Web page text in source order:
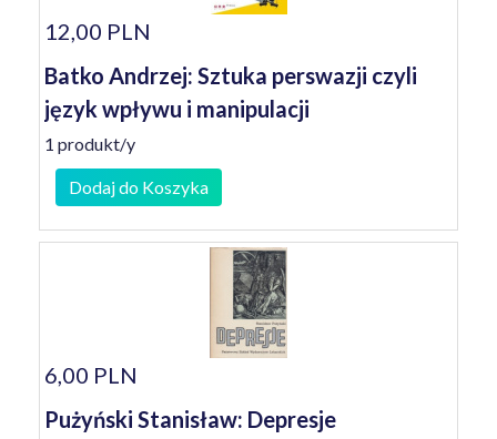
12,00 PLN
Batko Andrzej: Sztuka perswazji czyli
język wpływu i manipulacji
1 produkt/y
Dodaj do Koszyka
6,00 PLN
Pużyński Stanisław: Depresje